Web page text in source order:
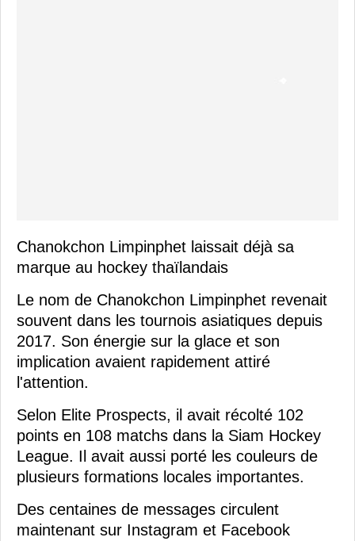
Chanokchon Limpinphet laissait déjà sa
marque au hockey thaïlandais
Le nom de Chanokchon Limpinphet revenait
souvent dans les tournois asiatiques depuis
2017. Son énergie sur la glace et son
implication avaient rapidement attiré
l'attention.
Selon Elite Prospects, il avait récolté 102
points en 108 matchs dans la Siam Hockey
League. Il avait aussi porté les couleurs de
plusieurs formations locales importantes.
Des centaines de messages circulent
maintenant sur Instagram et Facebook